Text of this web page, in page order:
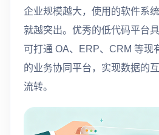
企业规模越大，使用的软件系
就越突出。优秀的低代码平台
可打通 OA、ERP、CRM 等现
的业务协同平台，实现数据的
流转。